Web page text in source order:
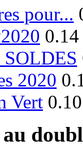
pour...
SOLDES
2020
Vert